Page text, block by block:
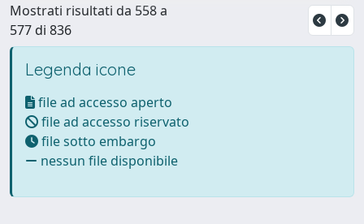
Mostrati risultati da 558 a
577 di 836
Legenda icone
file ad accesso aperto
file ad accesso riservato
file sotto embargo
nessun file disponibile